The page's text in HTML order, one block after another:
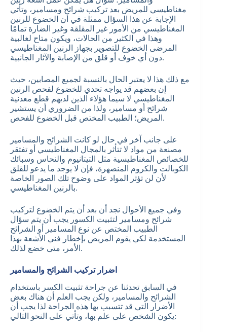
مغناطيسي للمريض بعد تركيب شرائح ومسامير، وتأتي
الإجابة عن هذا السؤال ممثلة في أن الخضوع للرنين
المغناطيسي من الأمور غير المقلقة وغير الضارة تمامًا
وهذا في الكثير من الحالات، ويكون متاح لغالبية
المرضى الخضوع للتصوير بجهاز الرنين المغناطيسي
دون أي خوف أو قلق من الإصابة والآثار الجانبية.
مع ذلك هذا لا يعتبر الحال بالنسبة لجميع المصابين، حيث
إن بعضهم قد يواجه تحدي للخضوع لفحص الرنين
المغناطيسي لا سيما هؤلاء الذين لديهم قطع معدنية
شرائح أو مسامير، ولذا من الضروري أن يستشير
المريض؛ الطبيب المختص قبل الخضوع للفحص.
على جانب آخر في حال لو كانت الشرائح والمسامير
مصنعة من مواد لا تتأثر بالمجال المغناطيسي أو تفتقر
للخصائص المغناطيسية مثل التيتانيوم والنحاس وسبائك
الكوبالت والكروم المنصهرة، فإن لا يوجد ما يدعو للقلق
لأن لن تؤثر المواد على وضوح تلك الصور الخاصة
بالرنين المغناطيسي.
وفي جميع الأحوال نجد أن بعد أن يتم الخضوع لتركيب
شرائح ومسامير لتثبيت الكسور يجب أن يتم سؤال
الطبيب المختص عن نوع المسامير أو الشرائح
المستخدمة لكي يقوم المريض بإخطار فني الأشعة بهذا
الأمر، متى خضع لذلك.
اضرار تركيب الشرائح والمسامير
في السابق تحدثنا عن جراحة تثبيت الكسر باستخدام
الشرائح والمسامير، ولكن يجب العلم أن هناك بعض
الأضرار التي قد تتسبب بها هذه الجراحة لذا يجب أن
يكون الشخص على علم بها، وتأتي على النحو التالي: